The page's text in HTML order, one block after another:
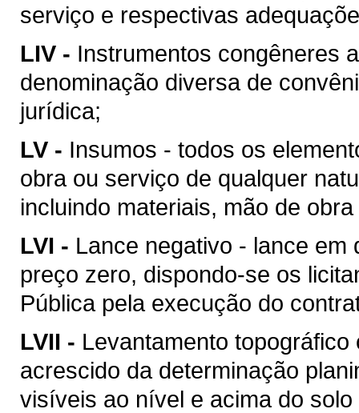
serviço e respectivas
LIV - Instrumentos congêneres
denominação diversa de
jurídica;
LV - Insumos - todos os
obra ou serviço de qualquer
incluindo materiais, mão de
LVI - Lance negativo - lance em
preço zero, dispondo-se os
Pública pela execução do
LVII - Levantamento
acrescido da determinação
visíveis ao nível e acima do